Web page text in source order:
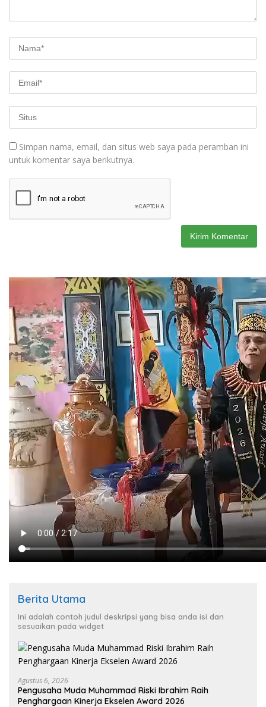
Simpan nama, email, dan situs web saya pada peramban ini
untuk komentar saya berikutnya.
Berita Utama
Ini adalah contoh judul deskripsi yang bisa anda isi dan
sesuaikan pada widget
Agustus 6, 2026
Pengusaha Muda Muhammad Riski Ibrahim Raih
Penghargaan Kinerja Ekselen Award 2026